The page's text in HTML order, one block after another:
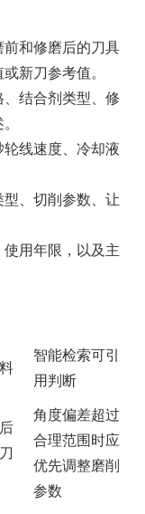
前和修磨后的刀具
新刀参考值。
结合剂类型、修
线速度、冷却液
、切削参数、让
用年限，以及主
智能检索可引
用判断
角度偏差超过
合理范围时应
优先调整磨削
参数